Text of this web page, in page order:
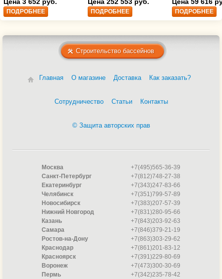
ПОДРОБНЕЕ ПОДРОБНЕЕ ПОДРОБНЕЕ
Строительство бассейнов
Главная О магазине Доставка Как заказать?
Сотрудничество Статьи Контакты
© Защита авторских прав
Москва
+7(495)565-36-39
Санкт-Петербург
+7(812)748-27-38
Екатеринбург
+7(343)247-83-66
Челябинск
+7(351)799-57-89
Новосибирск
+7(383)207-57-39
Нижний Новгород
+7(831)280-95-66
Казань
+7(843)203-92-63
Самара
+7(846)379-21-19
Ростов-на-Дону
+7(863)303-29-62
Краснодар
+7(861)201-83-12
Красноярск
+7(391)229-80-69
Воронеж
+7(473)300-30-69
Пермь
+7(342)235-78-42